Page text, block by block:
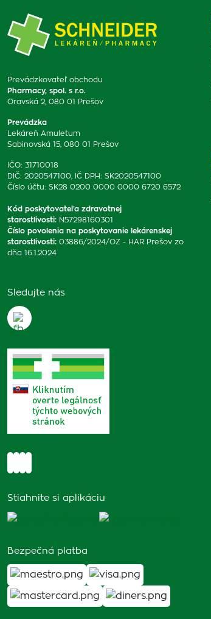
Prevádzkovateľ obchodu
Pharmacy, spol. s r.o.
Oravská 2, 080 01 Prešov
Prevádzka
Lekáreň Amuletum
Sabinovská 15, 080 01 Prešov
IČO: 31710018
DIČ: 2020547100, IČ DPH: SK2020547100
Číslo účtu: SK28 0200 0000 0000 6720 6572
Kód poskytovateľa zdravotnej
starostlivosti: N57298160301
Číslo povolenia na poskytovanie lekárenskej
starostlivosti: 03886/2024/OZ - HAR Prešov zo
dňa 16.1.2024
Sledujte nás
Stiahnite si aplikáciu
Bezpečná platba